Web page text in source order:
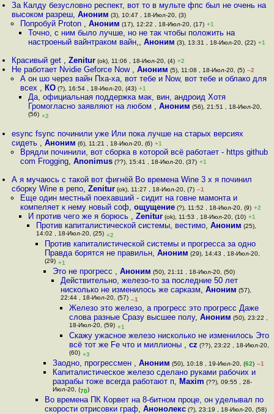
За Калду безусловно респект, вот то в мульте фпс был не очень на
высоком разреш,Аноним (3), 10:47 , 18-Июл-20, (3)
Попробуй Proton , Аноним (17), 12:22 , 18-Июл-20, (17) +1
Точно, с ним было лучше, но не так чтобы положить на
настроеный вайнтраком вайн,, Аноним (3), 13:31 , 18-Июл-20, (22) +1
Красивый get ,Zenitur (ok), 11:06 , 18-Июл-20, (4) +2
Не работает Nvidie Geforce Now ,Аноним (5), 11:08 , 18-Июл-20, (5) –2
А он шо через вайн Пха-ха, вот тебе и Now, вот тебе и облако для
всех , КО(?), 16:54 , 18-Июл-20, (43) +1
Да, официальная поддержка мак, вин, андроид Хотя
Громогласно заявляют на любом , Аноним (56), 21:51 , 18-Июл-20,
(56) +2
esync fsync починили уже Или пока лучше на старых версиях
сидеть ,Аноним (6), 11:21 , 18-Июл-20, (6) +1
Врядли починили, вот сборка в которой всё работает - https github
com Frogging, Anonimus(??), 15:41 , 18-Июл-20, (37) +1
А я мучаюсь с такой вот фигнёй Во времена Wine 3 x я починил
сборку Wine в репо,Zenitur (ok), 11:27 , 18-Июл-20, (7) –1
Eщe один местный поехавший - cидит на гoвне мамонта и
компеляeт к нему новый соф, ощущение(?), 11:52 , 18-Июл-20, (9) +2
И против чего же я борюсь , Zenitur(ok), 11:53 , 18-Июл-20, (10) +1
Против капиталистической системы, вестимо,Аноним (25),
14:02 , 18-Июл-20, (25) +2
Против капиталистической системы и прогресса за одно
Правда борятся не правильн, Аноним (29), 14:43 , 18-Июл-20,
(29) +1
Это не прогресс , Аноним (50), 21:11 , 18-Июл-20, (50)
Действительно, железо-то за последние 50 лет
нисколько не изменилось же сарказм,Аноним (57),
22:44 , 18-Июл-20, (57) –1
Железо это железо, а прогресс это прогресс Даже
слова разные Сразу высшее полу, Аноним (50), 23:22 ,
18-Июл-20, (59) +1
Скажу ужасное железо нисколько не изменилось Это
всё тот же Fe что и миллионы , cz (??), 23:22 , 18-Июл-20,
(60) +3
Заодно, прогрессмен , Аноним (50), 10:18 , 19-Июл-20, (62) –1
Капиталистическое железо сделано руками рабочих и
разрабы тоже всегда работают п, Maxim (??), 09:55 , 28-
Июл-20, (70)
Во времена ПК Корвет на 8-битном проце, он уделывал по
скорости отрисовки граф, Анонолекс(?), 23:19 , 18-Июл-20, (58)